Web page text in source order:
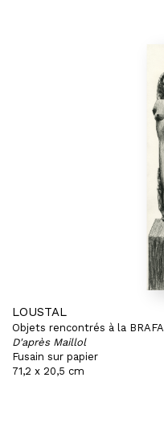
LOUSTAL
Objets rencontrés à la BRAFA
D'après Maillol
Fusain sur papier
71,2 x 20,5 cm